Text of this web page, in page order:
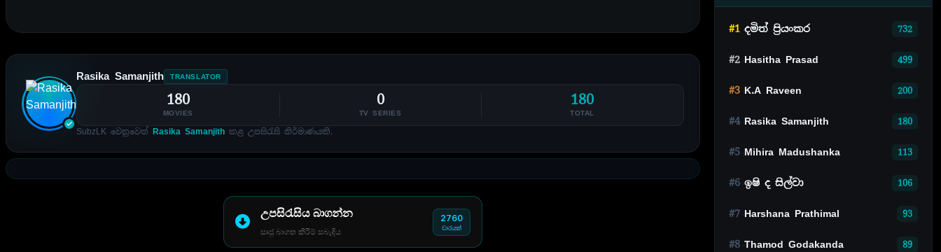
Rasika Samanjith TRANSLATOR
180
MOVIES
0
TV SERIES
180
TOTAL
SubzLK වෙනුවෙන් Rasika Samanjith කළ උපසිරැසි නිර්මාණයකි.
උපසිරැසිය බාගන්න
සෘජු බාගත කිරීම් සබැඳිය
2760
වාරයක්
#1 දමිත් ප්‍රියංකර 732
#2 Hasitha Prasad 499
#3 K.A Raveen 200
#4 Rasika Samanjith 180
#5 Mihira Madushanka 113
#6 ඉෂි ද සිල්වා 106
#7 Harshana Prathimal 93
#8 Thamod Godakanda 89